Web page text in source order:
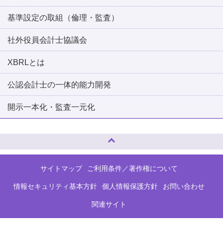
基準設定の取組（倫理・監査）
社外役員会計士協議会
XBRLとは
公認会計士の一体的能力開発
開示一本化・監査一元化
サイトマップ ご利用条件／著作権について
情報セキュリティ基本方針 個人情報保護方針 お問い合わせ
関連サイト